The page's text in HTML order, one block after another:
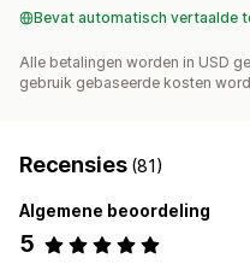
Bevat automatisch vertaalde
Alle betalingen worden in USD
gebruik gebaseerde kosten
Recensies (81)
Algemene beoordeling
5